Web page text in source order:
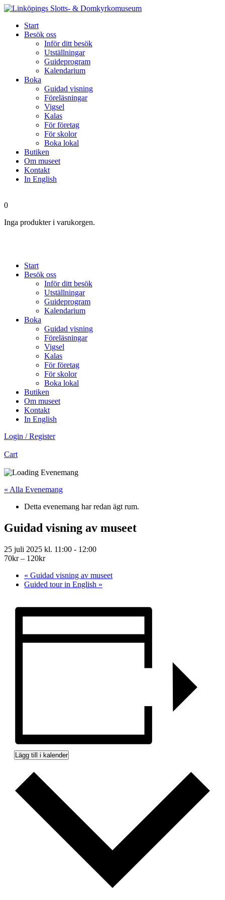
Start
Besök oss
Inför ditt besök
Utställningar
Guideprogram
Kalendarium
Boka
Guidad visning
Föreläsningar
Vigsel
Kalas
För företag
För skolor
Boka lokal
Butiken
Om museet
Kontakt
In English
0
Inga produkter i varukorgen.
Start
Besök oss
Inför ditt besök
Utställningar
Guideprogram
Kalendarium
Boka
Guidad visning
Föreläsningar
Vigsel
Kalas
För företag
För skolor
Boka lokal
Butiken
Om museet
Kontakt
In English
Login / Register
Cart
« Alla Evenemang
Detta evenemang har redan ägt rum.
Guidad visning av museet
25 juli 2025 kl. 11:00 - 12:00
70kr – 120kr
« Guidad visning av museet
Guided tour in English »
Lägg till i kalender